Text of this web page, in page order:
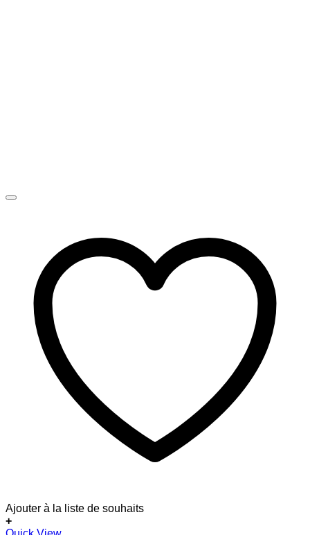
Ajouter à la liste de souhaits
+